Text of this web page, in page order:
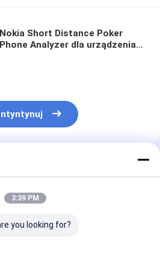
Nokia Short Distance Poker
Phone Analyzer dla urządzenia
3:39 PM
you looking for?